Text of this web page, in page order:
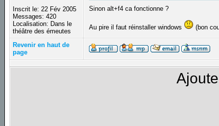
Inscrit le: 22 Fév 2005
Messages: 420
Localisation: Dans le
théâtre des émeutes
Sinon alt+f4 ca fonctionne ?
Au pire il faut réinstaller windows (bon
Revenir en haut de
page